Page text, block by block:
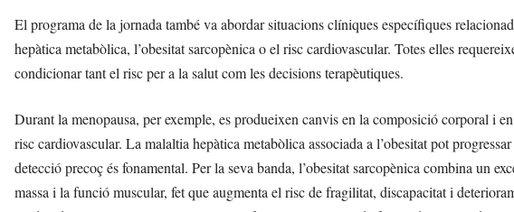
El programa de la jornada també va abordar situacions clíniques específiques
hepàtica metabòlica, l’obesitat sarcopènica o el risc cardiovascular. Totes elles
condicionar tant el risc per a la salut com les decisions terapèutiques.
Durant la menopausa, per exemple, es produeixen canvis en la composició corporal i
risc cardiovascular. La malaltia hepàtica metabòlica associada a l’obesitat pot
detecció precoç és fonamental. Per la seva banda, l’obesitat sarcopènica combina un
massa i la funció muscular, fet que augmenta el risc de fragilitat, discapacitat i